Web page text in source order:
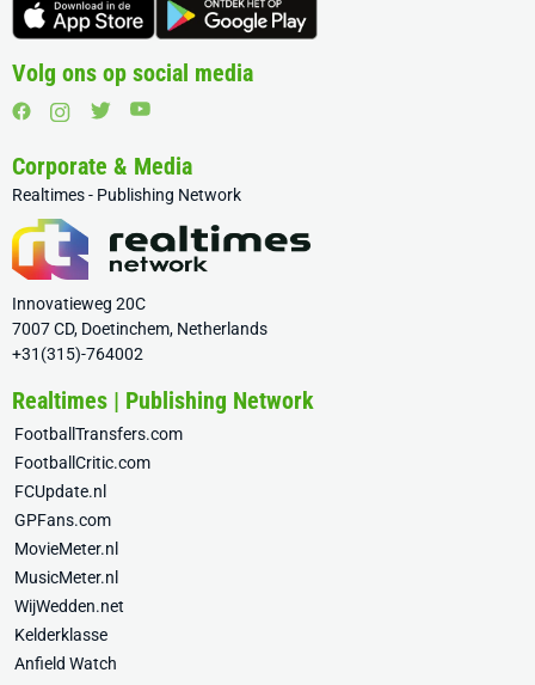
Volg ons op social media
Corporate & Media
Realtimes - Publishing Network
Innovatieweg 20C
7007 CD, Doetinchem, Netherlands
+31(315)-764002
Realtimes | Publishing Network
FootballTransfers.com
FootballCritic.com
FCUpdate.nl
GPFans.com
MovieMeter.nl
MusicMeter.nl
WijWedden.net
Kelderklasse
Anfield Watch